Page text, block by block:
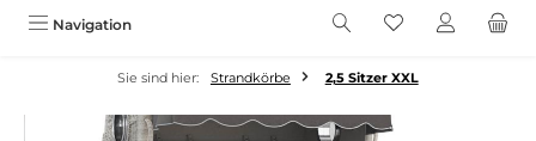
Navigation Du hast 0
Sie sind hier: Strandkörbe 2,5 Sitzer XXL
Bildergalerie überspringen